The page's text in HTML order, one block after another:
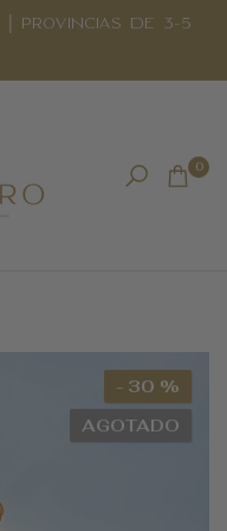
PROVINCIAS DE 3-5
0
- 30 %
AGOTADO